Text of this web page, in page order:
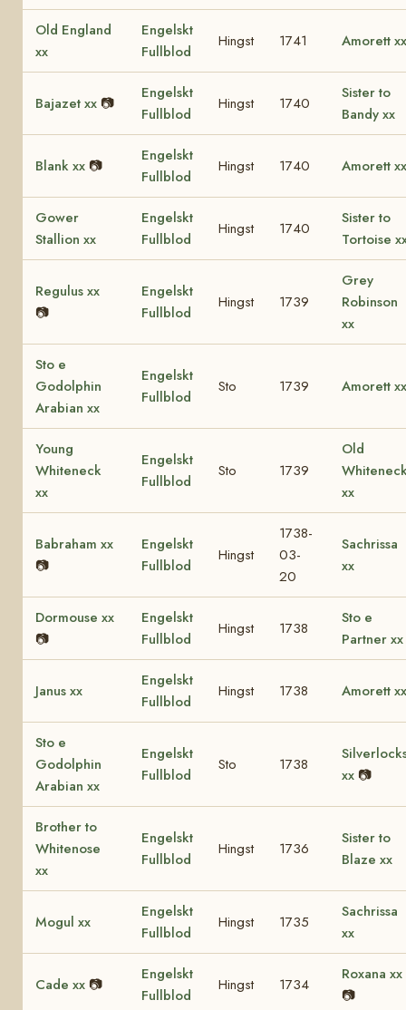
Old England
xx
Engelskt
Fullblod
Hingst 1741 Amorett xx
Bajazet xx 📷
Engelskt
Fullblod
Hingst 1740
Sister to
Bandy xx
Blank xx 📷
Engelskt
Fullblod
Hingst 1740 Amorett xx
Gower
Stallion xx
Engelskt
Fullblod
Hingst 1740
Sister to
Tortoise
Regulus xx
📷
Engelskt
Fullblod
Hingst 1739
Grey
Robinson
xx
Sto e
Godolphin
Arabian xx
Engelskt
Fullblod
Sto 1739 Amorett xx
Young
Whiteneck
xx
Engelskt
Fullblod
Sto 1739
Old
xx
Babraham xx
📷
Engelskt
Fullblod
Hingst
1738-
03-
20
Sachrissa
xx
Dormouse xx
📷
Engelskt
Fullblod
Hingst 1738
Sto e
Partner xx
Janus xx
Engelskt
Fullblod
Hingst 1738 Amorett xx
Sto e
Godolphin
Arabian xx
Engelskt
Fullblod
Sto 1738
xx 📷
Brother to
Whitenose
xx
Engelskt
Fullblod
Hingst 1736
Sister to
Blaze xx
Mogul xx
Engelskt
Fullblod
Hingst 1735
Sachrissa
xx
Cade xx 📷
Engelskt
Fullblod
Hingst 1734
Roxana xx
📷